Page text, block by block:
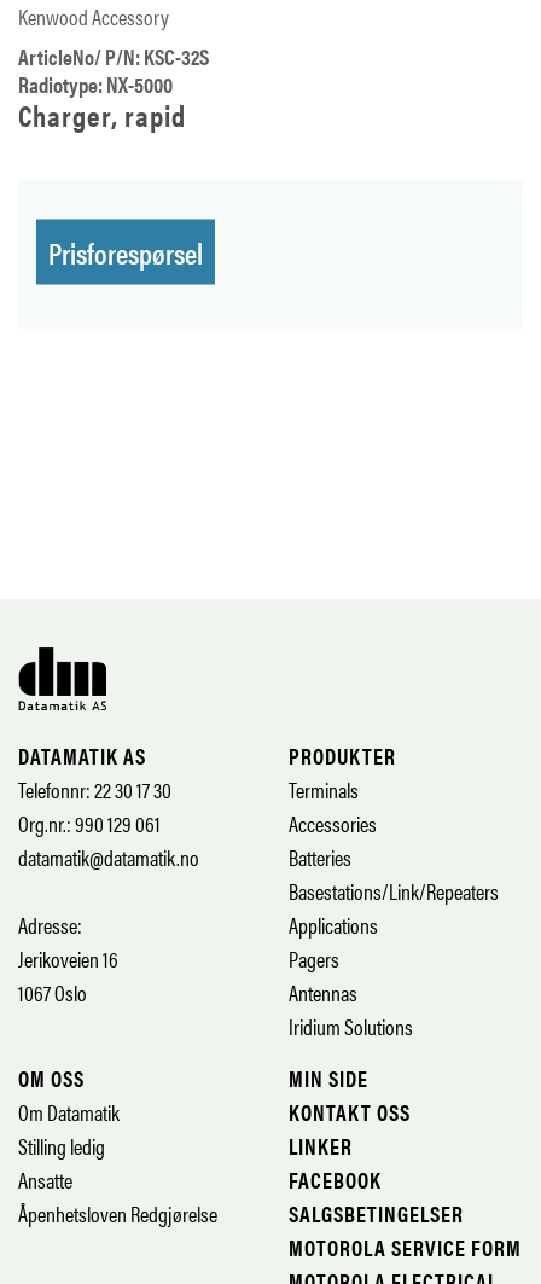
Kenwood Accessory
ArticleNo/ P/N: KSC-32S
Radiotype: NX-5000
Charger, rapid
Prisforespørsel
DATAMATIK AS
Telefonnr: 22 30 17 30
Org.nr.: 990 129 061
datamatik@datamatik.no
Adresse:
Jerikoveien 16
1067 Oslo
PRODUKTER
Terminals
Accessories
Batteries
Basestations/Link/Repeaters
Applications
Pagers
Antennas
Iridium Solutions
OM OSS
Om Datamatik
Stilling ledig
Ansatte
Åpenhetsloven Redgjørelse
MIN SIDE
KONTAKT OSS
LINKER
FACEBOOK
SALGSBETINGELSER
MOTOROLA SERVICE FORM